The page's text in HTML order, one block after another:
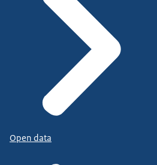
Open data